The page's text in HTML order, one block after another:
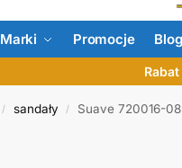
Marki Promocje Blog
/ sandały / Suave 720016-